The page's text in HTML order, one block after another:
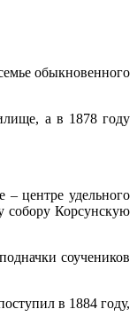
обыкновенного
а в 1878 году
центре удельного
собору Корсунскую
соучеников
в 1884 году,